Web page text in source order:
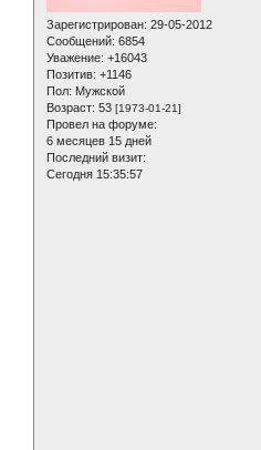
Зарегистрирован: 29-05-2012
Сообщений: 6854
Уважение: +16043
Позитив: +1146
Пол: Мужской
Возраст: 53 [1973-01-21]
Провел на форуме:
6 месяцев 15 дней
Последний визит:
Сегодня 15:35:57